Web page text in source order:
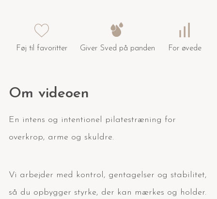
Føj til favoritter Giver Sved på panden For øvede
Om videoen
En intens og intentionel pilatestræning for
overkrop, arme og skuldre.
Vi arbejder med kontrol, gentagelser og stabilitet,
så du opbygger styrke, der kan mærkes og holder.